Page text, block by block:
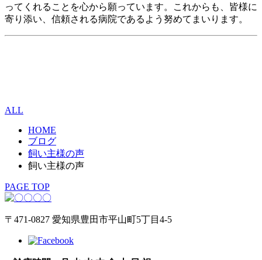
ってくれることを心から願っています。これからも、皆様に
寄り添い、信頼される病院であるよう努めてまいります。
ALL
HOME
ブログ
飼い主様の声
飼い主様の声
PAGE TOP
〒471-0827 愛知県豊田市平山町5丁目4-5